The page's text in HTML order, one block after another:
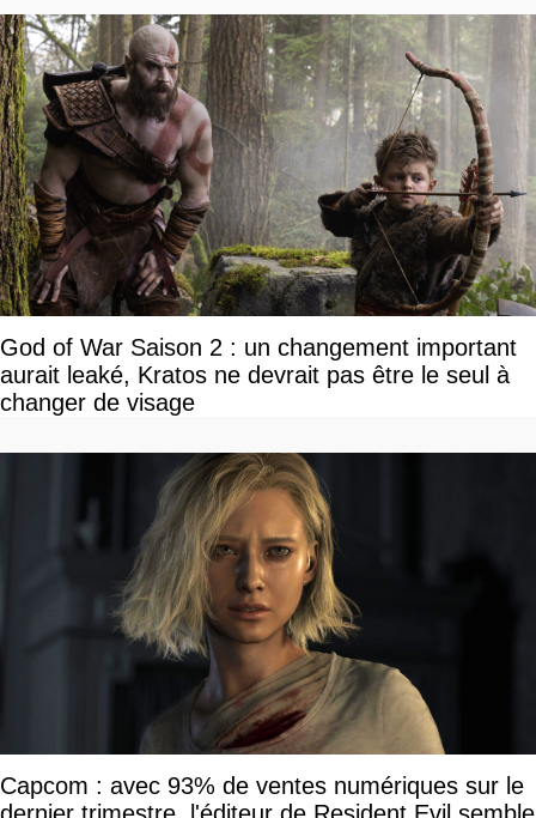
God of War Saison 2 : un changement important
aurait leaké, Kratos ne devrait pas être le seul à
changer de visage
Capcom : avec 93% de ventes numériques sur le
dernier trimestre, l'éditeur de Resident Evil semble